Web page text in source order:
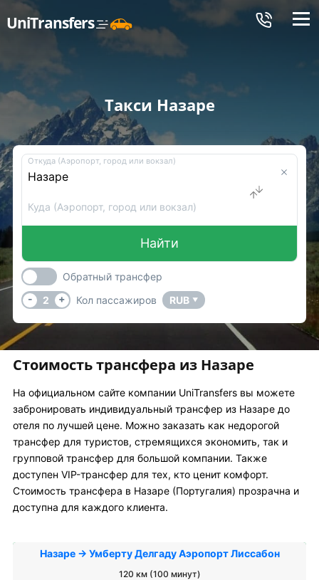
UniTransfers Меню
Такси Назаре
Откуда (Аэропорт, город или вокзал)
Куда (Аэропорт, город или вокзал)
Найти
Обратный трансфер
-
2 + Кол пассажиров RUB ▼
Стоимость трансфера из Назаре
На официальном сайте компании UniTransfers вы можете
забронировать индивидуальный трансфер из Назаре до
отеля по лучшей цене. Можно заказать как недорогой
трансфер для туристов, стремящихся экономить, так и
групповой трансфер для большой компании. Также
доступен VIP-трансфер для тех, кто ценит комфорт.
Стоимость трансфера в Назаре (Португалия) прозрачна и
доступна для каждого клиента.
Назаре → Умберту Делгаду Аэропорт Лиссабон
120 км (100 минут)